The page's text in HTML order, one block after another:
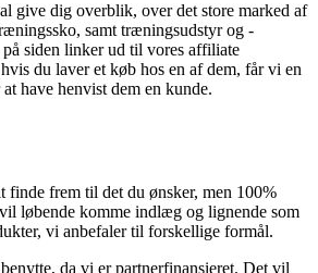
give dig overblik, over det store marked af
samt træningsudstyr og -
siden linker ud til vores affiliate
du laver et køb hos en af dem, får vi en
have henvist dem en kunde.
finde frem til det du ønsker, men 100%
løbende komme indlæg og lignende som
vi anbefaler til forskellige formål.
da vi er partnerfinansieret. Det vil